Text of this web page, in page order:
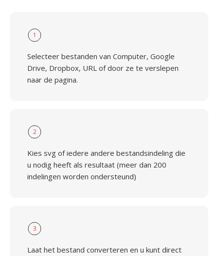
1
Selecteer bestanden van Computer, Google
Drive, Dropbox, URL of door ze te verslepen
naar de pagina.
2
Kies svg of iedere andere bestandsindeling die
u nodig heeft als resultaat (meer dan 200
indelingen worden ondersteund)
3
Laat het bestand converteren en u kunt direct